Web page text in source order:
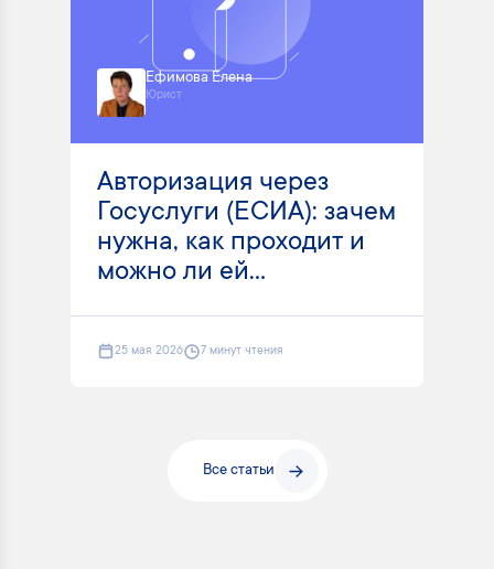
Ефимова Елена
Юрист
Авторизация через
Госуслуги (ЕСИА): зачем
нужна, как проходит и
можно ли ей...
25 мая 2026 7 минут чтения
Все статьи